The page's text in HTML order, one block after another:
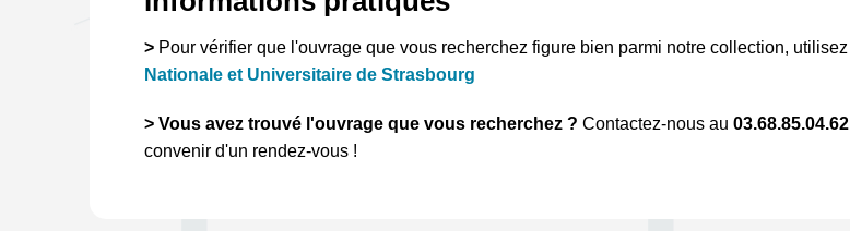
> Pour vérifier que l'ouvrage que vous recherchez figure bien parmi notre collection, utilisez
Nationale et Universitaire de Strasbourg
> Vous avez trouvé l'ouvrage que vous recherchez ? Contactez-nous au 03.68.85.04.62
convenir d'un rendez-vous !